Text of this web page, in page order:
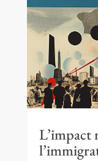
L’impact